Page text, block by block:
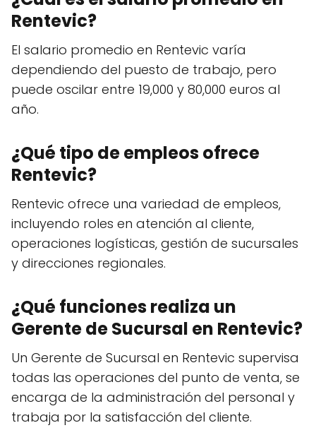
Rentevic?
El salario promedio en Rentevic varía
dependiendo del puesto de trabajo, pero
puede oscilar entre 19,000 y 80,000 euros al
año.
¿Qué tipo de empleos ofrece
Rentevic?
Rentevic ofrece una variedad de empleos,
incluyendo roles en atención al cliente,
operaciones logísticas, gestión de sucursales
y direcciones regionales.
¿Qué funciones realiza un
Gerente de Sucursal en Rentevic?
Un Gerente de Sucursal en Rentevic supervisa
todas las operaciones del punto de venta, se
encarga de la administración del personal y
trabaja por la satisfacción del cliente.